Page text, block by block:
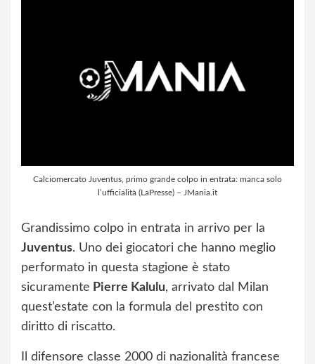
Calciomercato Juventus, primo grande colpo in entrata: manca solo
l’ufficialità (LaPresse) – JMania.it
Grandissimo colpo in entrata in arrivo per la
Juventus. Uno dei giocatori che hanno meglio
performato in questa stagione è stato
sicuramente Pierre Kalulu, arrivato dal Milan
quest’estate con la formula del prestito con
diritto di riscatto.
Il difensore classe 2000 di nazionalità francese